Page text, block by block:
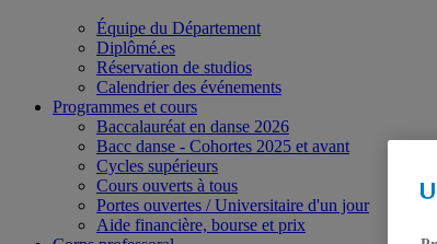
Équipe du Département
Diplômé.es
Réservation de studios
Calendrier des événements
Programmes et cours
Baccalauréat en danse 2026
Bacc danse - Cohortes 2025 et avant
Cycles supérieurs
Cours ouverts à tous
Portes ouvertes / Universitaire d'un jour
Aide financière, bourse et prix